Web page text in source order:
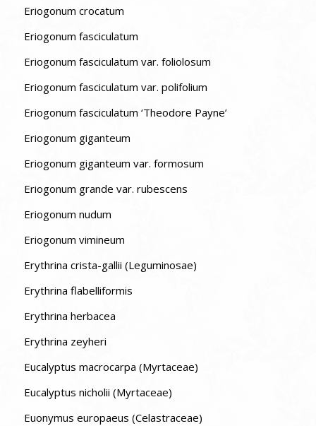
Eriogonum crocatum
Eriogonum fasciculatum
Eriogonum fasciculatum var. foliolosum
Eriogonum fasciculatum var. polifolium
Eriogonum fasciculatum ‘Theodore Payne’
Eriogonum giganteum
Eriogonum giganteum var. formosum
Eriogonum grande var. rubescens
Eriogonum nudum
Eriogonum vimineum
Erythrina crista-gallii (Leguminosae)
Erythrina flabelliformis
Erythrina herbacea
Erythrina zeyheri
Eucalyptus macrocarpa (Myrtaceae)
Eucalyptus nicholii (Myrtaceae)
Euonymus europaeus (Celastraceae)